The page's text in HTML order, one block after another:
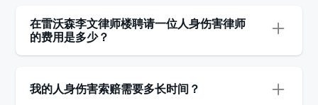
更多： 可以从车祸和解中获得多少赔偿？
之日起的三年内提起您的车祸诉讼。
车祸后多久可以就受伤提出索赔？
在雷沃森李文律师楼聘请一位人身伤害律师
的费用是多少？
情况并非如此。在雷沃森李文律师楼，我们的“不赢
不收费”政策意味着您无需担心支付任何前期费用
我的人身伤害索赔需要多长时间？